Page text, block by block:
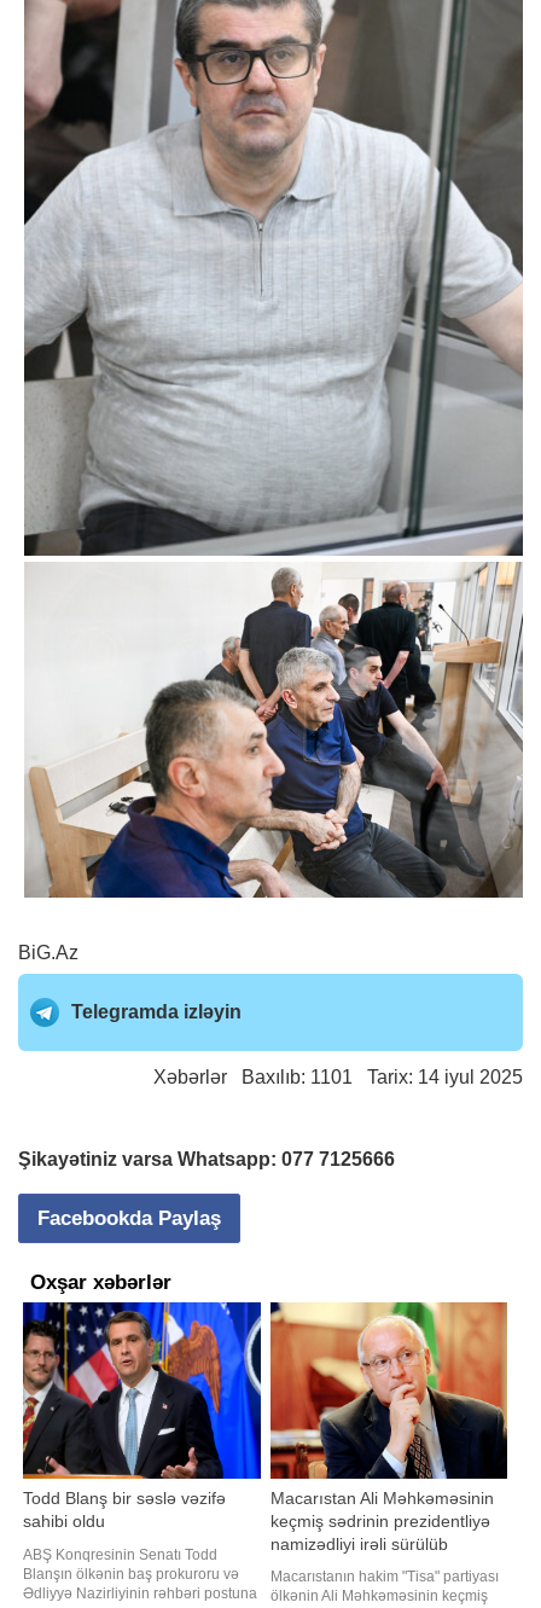
BiG.Az
Telegramda izləyin
Xəbərlər Baxılıb: 1101 Tarix: 14 iyul 2025
Şikayətiniz varsa Whatsapp: 077 7125666
Facebookda Paylaş
Oxşar xəbərlər
Todd Blanş bir səslə vəzifə
sahibi oldu
ABŞ Konqresinin Senatı Todd
Blanşın ölkənin baş prokuroru və
Ədliyyə Nazirliyinin rəhbəri postuna
Macarıstan Ali Məhkəməsinin
keçmiş sədrinin prezidentliyə
namizədliyi irəli sürülüb
Macarıstanın hakim "Tisa" partiyası
ölkənin Ali Məhkəməsinin keçmiş